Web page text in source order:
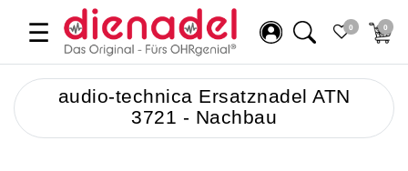
☰ 0 0
audio-technica Ersatznadel ATN
3721 - Nachbau